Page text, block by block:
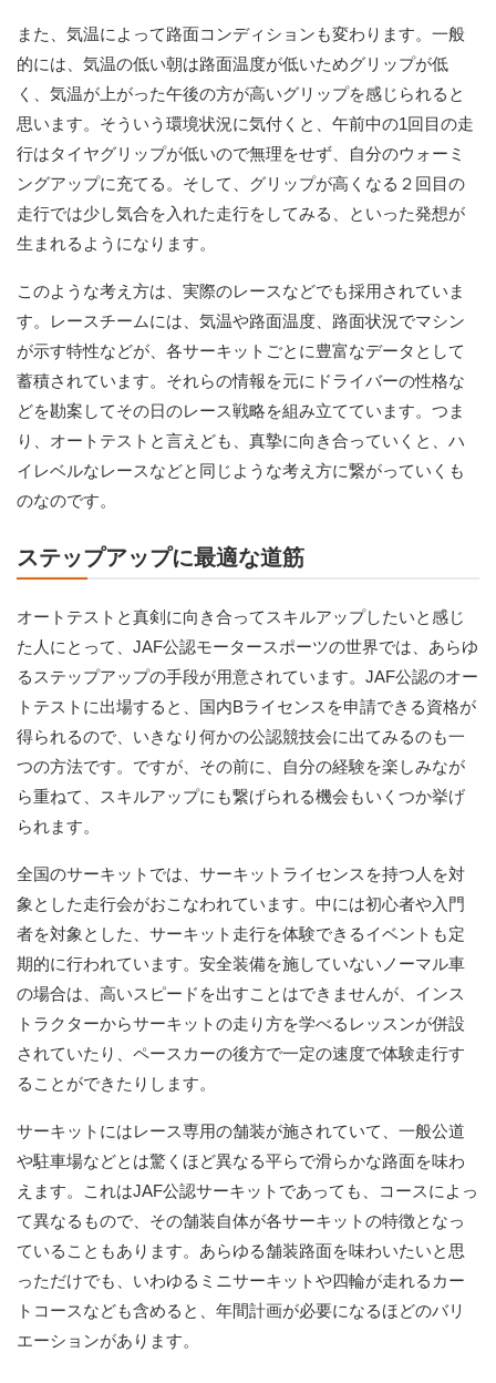
また、気温によって路面コンディションも変わります。一般
的には、気温の低い朝は路面温度が低いためグリップが低
く、気温が上がった午後の方が高いグリップを感じられると
思います。そういう環境状況に気付くと、午前中の1回目の走
行はタイヤグリップが低いので無理をせず、自分のウォーミ
ングアップに充てる。そして、グリップが高くなる２回目の
走行では少し気合を入れた走行をしてみる、といった発想が
生まれるようになります。
このような考え方は、実際のレースなどでも採用されていま
す。レースチームには、気温や路面温度、路面状況でマシン
が示す特性などが、各サーキットごとに豊富なデータとして
蓄積されています。それらの情報を元にドライバーの性格な
どを勘案してその日のレース戦略を組み立てています。つま
り、オートテストと言えども、真摯に向き合っていくと、ハ
イレベルなレースなどと同じような考え方に繋がっていくも
のなのです。
ステップアップに最適な道筋
オートテストと真剣に向き合ってスキルアップしたいと感じ
た人にとって、JAF公認モータースポーツの世界では、あらゆ
るステップアップの手段が用意されています。JAF公認のオー
トテストに出場すると、国内Bライセンスを申請できる資格が
得られるので、いきなり何かの公認競技会に出てみるのも一
つの方法です。ですが、その前に、自分の経験を楽しみなが
ら重ねて、スキルアップにも繋げられる機会もいくつか挙げ
られます。
全国のサーキットでは、サーキットライセンスを持つ人を対
象とした走行会がおこなわれています。中には初心者や入門
者を対象とした、サーキット走行を体験できるイベントも定
期的に行われています。安全装備を施していないノーマル車
の場合は、高いスピードを出すことはできませんが、インス
トラクターからサーキットの走り方を学べるレッスンが併設
されていたり、ペースカーの後方で一定の速度で体験走行す
ることができたりします。
サーキットにはレース専用の舗装が施されていて、一般公道
や駐車場などとは驚くほど異なる平らで滑らかな路面を味わ
えます。これはJAF公認サーキットであっても、コースによっ
て異なるもので、その舗装自体が各サーキットの特徴となっ
ていることもあります。あらゆる舗装路面を味わいたいと思
っただけでも、いわゆるミニサーキットや四輪が走れるカー
トコースなども含めると、年間計画が必要になるほどのバリ
エーションがあります。